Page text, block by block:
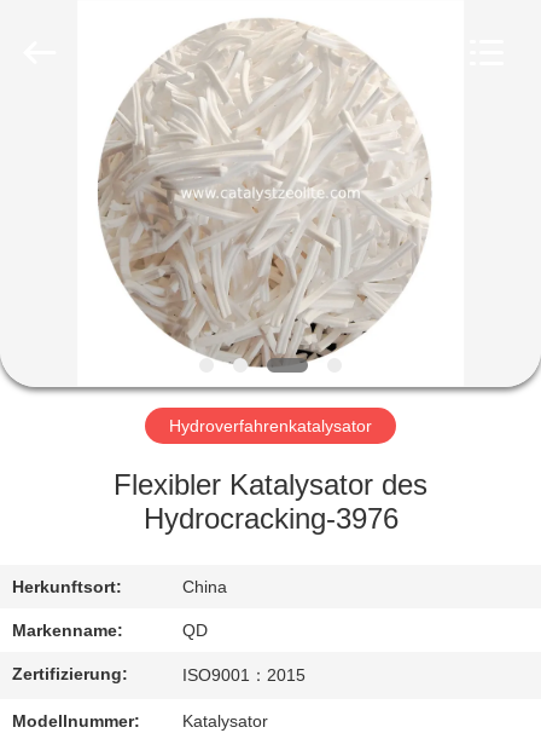
PRODUKTE
FABRIK-
AUSFLUG
QUALITÄTSKONTROLLE
TRETEN
SIE
MIT
UNS
Hydroverfahrenkatalysator
Flexibler Katalysator des
Hydrocracking-3976
Herkunftsort: China
Markenname: QD
Zertifizierung: ISO9001：2015
Modellnummer: Katalysator